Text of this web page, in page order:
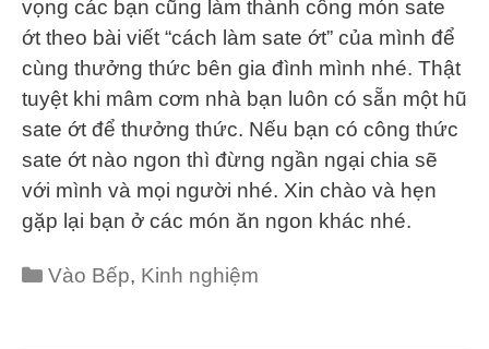
vọng các bạn cũng làm thành công món sate
ớt theo bài viết “cách làm sate ớt” của mình để
cùng thưởng thức bên gia đình mình nhé. Thật
tuyệt khi mâm cơm nhà bạn luôn có sẵn một hũ
sate ớt để thưởng thức. Nếu bạn có công thức
sate ớt nào ngon thì đừng ngần ngại chia sẽ
với mình và mọi người nhé. Xin chào và hẹn
gặp lại bạn ở các món ăn ngon khác nhé.
Categories
Vào Bếp, Kinh nghiệm